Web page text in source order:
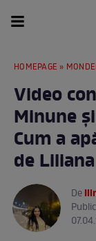
HOMEPAGE »
Video
Minune
Cum a
de
De